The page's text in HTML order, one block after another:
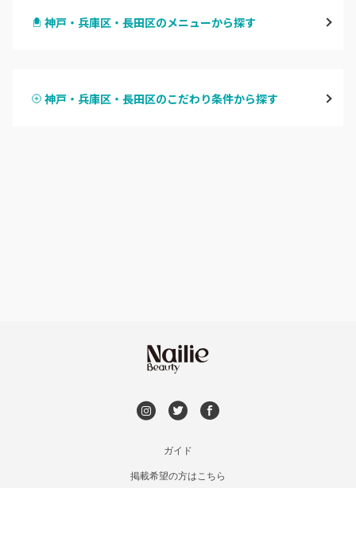
尼崎・塚口・武庫之荘
神戸・兵庫区・長田区のメニューから探す
ハンドスカルプ
神戸・兵庫区・長田区のこだわり条件から探す
ガイド
掲載希望の方はこちら